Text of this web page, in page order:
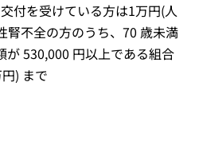
付を受けている方は1万円(人
腎不全の方のうち、70 歳未満
が 530,000 円以上である組合
) まで